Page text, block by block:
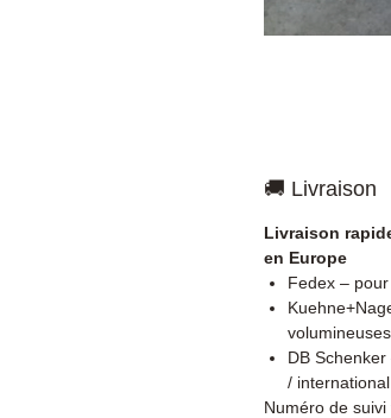
🚚 Livraison
Livraison
en Europe
Fedex –
volumineuses
DB
/ international
Numéro de suivi